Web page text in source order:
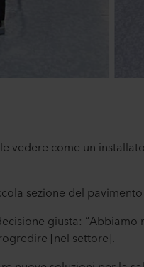
vedere come un
sezione del
giusta:
[nel settore].